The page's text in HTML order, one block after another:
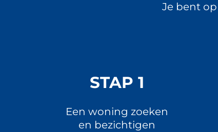
Je bent
STAP 1
Een woning zoeken
en bezichtigen